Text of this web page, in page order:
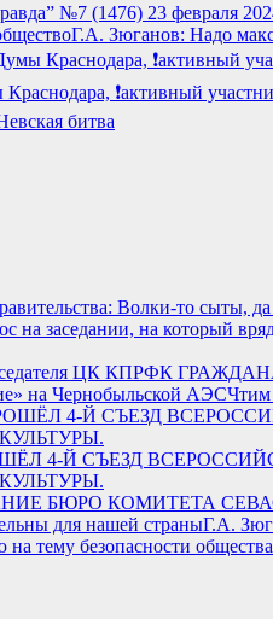
№7 (1476) 23 февраля
Г.А. Зюганов: Надо
❗️активный
битва
Волки-то сыты,
К
Чтим
4-Й СЪЕЗД
БЮРО КОМИТЕТА
Г.А.